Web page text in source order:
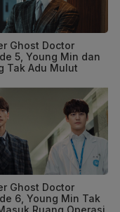
Ghost Doctor
5, Young Min dan
Tak Adu Mulut
Ghost Doctor
6, Young Min Tak
Ruang Operasi